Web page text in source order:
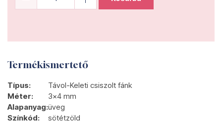
Termékismertető
Típus:
Távol-Keleti csiszolt fánk
Méter:
3x4 mm
Alapanyag:üveg
Színkód:
sötétzöld